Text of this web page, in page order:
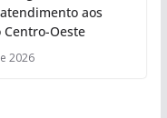
aos
Oeste
2026